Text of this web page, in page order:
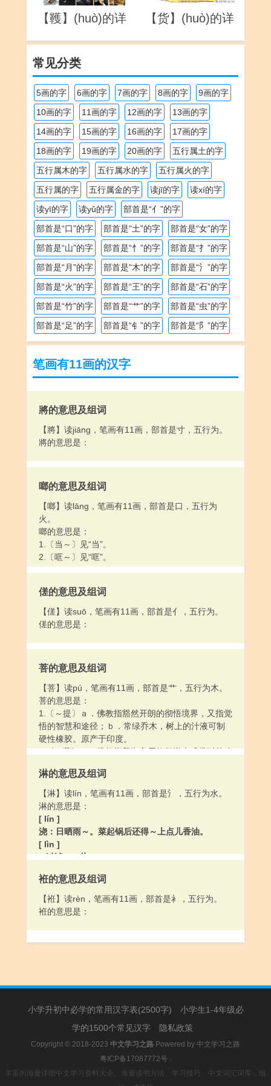
【韄】(huò)的详
【货】(huò)的详
常见分类
5画的字 6画的字 7画的字 8画的字
9画的字
10画的字
11画的字 12画的字
13画的字
14画的字
15画的字 16画的字
17画的字
18画的字
19画的字 20画的字
五行属土的字
五行属木的字
五行属水的字
五行属火的字
五行属的字
五行属金的字 读jī的字
读xí的字
读yī的字
读yǔ的字
部首是“亻”的字
部首是“口”的字
部首是“土”的字
部首是“女”的字
部首是“山”的字
部首是“忄”的字
部首是“扌”的字
部首是“月”的字
部首是“木”的字
部首是“氵”的字
部首是“火”的字
部首是“王”的字
部首是“石”的字
部首是“竹”的字
部首是“艹”的字
部首是“虫”的字
部首是“足”的字
部首是“钅”的字 部首是“阝”的字
笔画有11画的汉字
將的意思及组词
【將】读jiāng，笔画有11画，部首是寸，五行为。
將的意思是：
啷的意思及组词
【啷】读lāng，笔画有11画，部首是口，五行为
火。
啷的意思是：
1.〔当～〕见“当”。
2.〔哐～〕见“哐”。
傞的意思及组词
【傞】读suō，笔画有11画，部首是亻，五行为。
傞的意思是：
菩的意思及组词
【菩】读pú，笔画有11画，部首是艹，五行为木。
菩的意思是：
1.〔～提〕ａ．佛教指豁然开朗的彻悟境界，又指觉
悟的智慧和途径；ｂ．常绿乔木，树上的汁液可制
硬性橡胶。原产于印度。
2.〔～萨〕ａ．佛教指释迦牟尼修行尚未成佛时的称
ｂ．泛指佛和某些神；ｃ．喻慈善的人。
淋的意思及组词
【淋】读lín，笔画有11画，部首是氵，五行为水。
淋的意思是：
[ lín ]
浇：日晒雨～。菜起锅后还得～上点儿香油。
[ lìn ]
1.过滤：～盐。
双球菌。患者尿道发炎，化脓，尿中带血。
袵的意思及组词
【袵】读rèn，笔画有11画，部首是衤，五行为。
袵的意思是：
小学升初中必学的常用汉字表(2500字)
小学生1-4年级必
学的1500个常见汉字
隐私政策
Copyright © 2018-2023 中文学习之路 Powered by 中文学习之路
粤ICP备17087772号 .
丰富的海量详细中文学习资料大全。海量读书方法、学习技巧、中文词汇词库，组